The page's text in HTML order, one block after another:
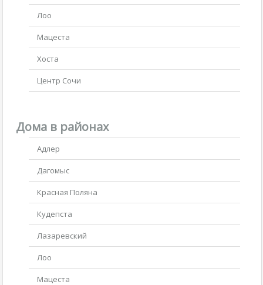
Лоо
Мацеста
Хоста
Центр Сочи
Дома в районах
Адлер
Дагомыс
Красная Поляна
Кудепста
Лазаревский
Лоо
Мацеста